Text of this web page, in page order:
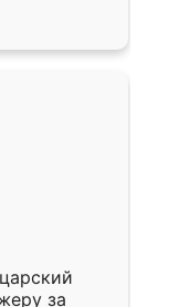
за